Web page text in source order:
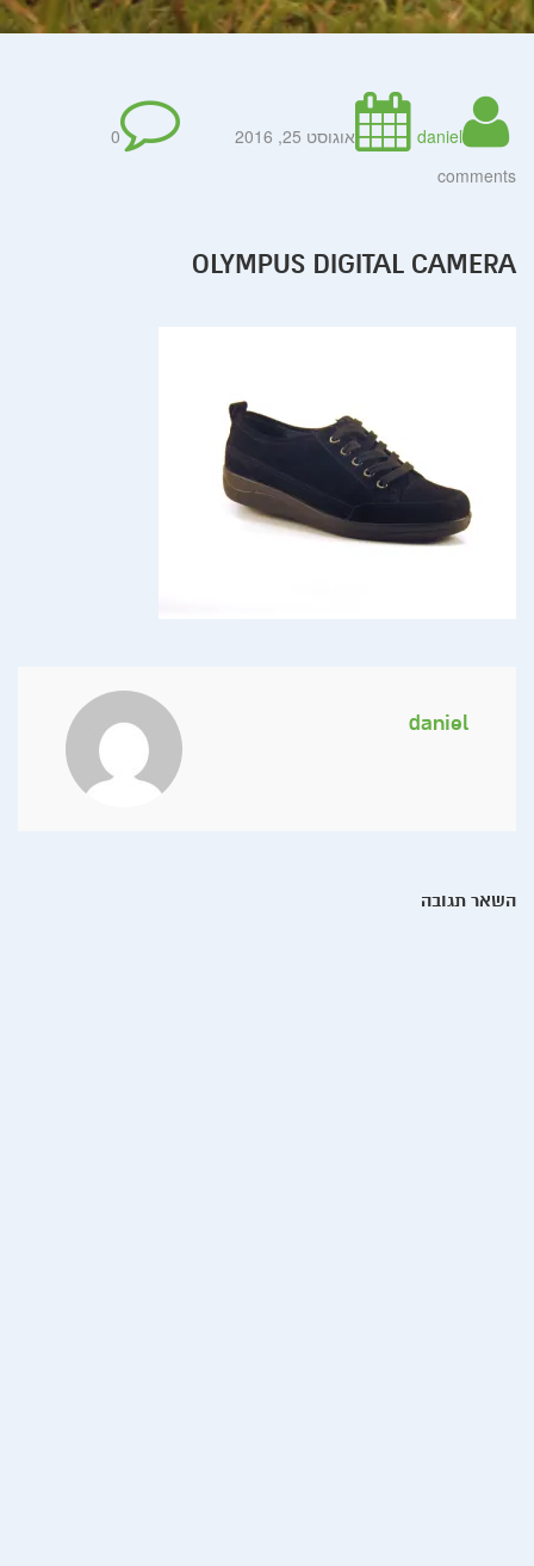
daniel אוגוסט 25, 2016
0
comments
OLYMPUS DIGITAL CAMERA
daniel
השאר תגובה